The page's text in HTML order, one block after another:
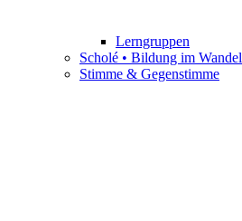
Lerngruppen
Scholé • Bildung im Wandel
Stimme & Gegenstimme